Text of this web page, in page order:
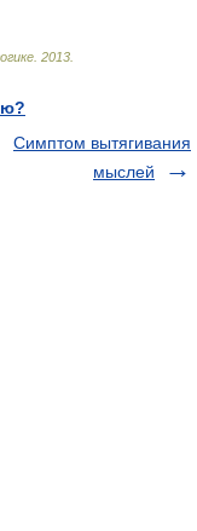
2013
Симптом вытягивания
мыслей